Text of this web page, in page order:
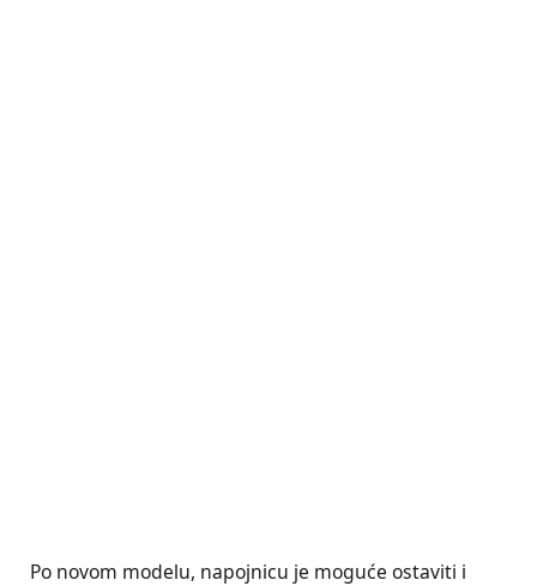
Po novom modelu, napojnicu je moguće ostaviti i